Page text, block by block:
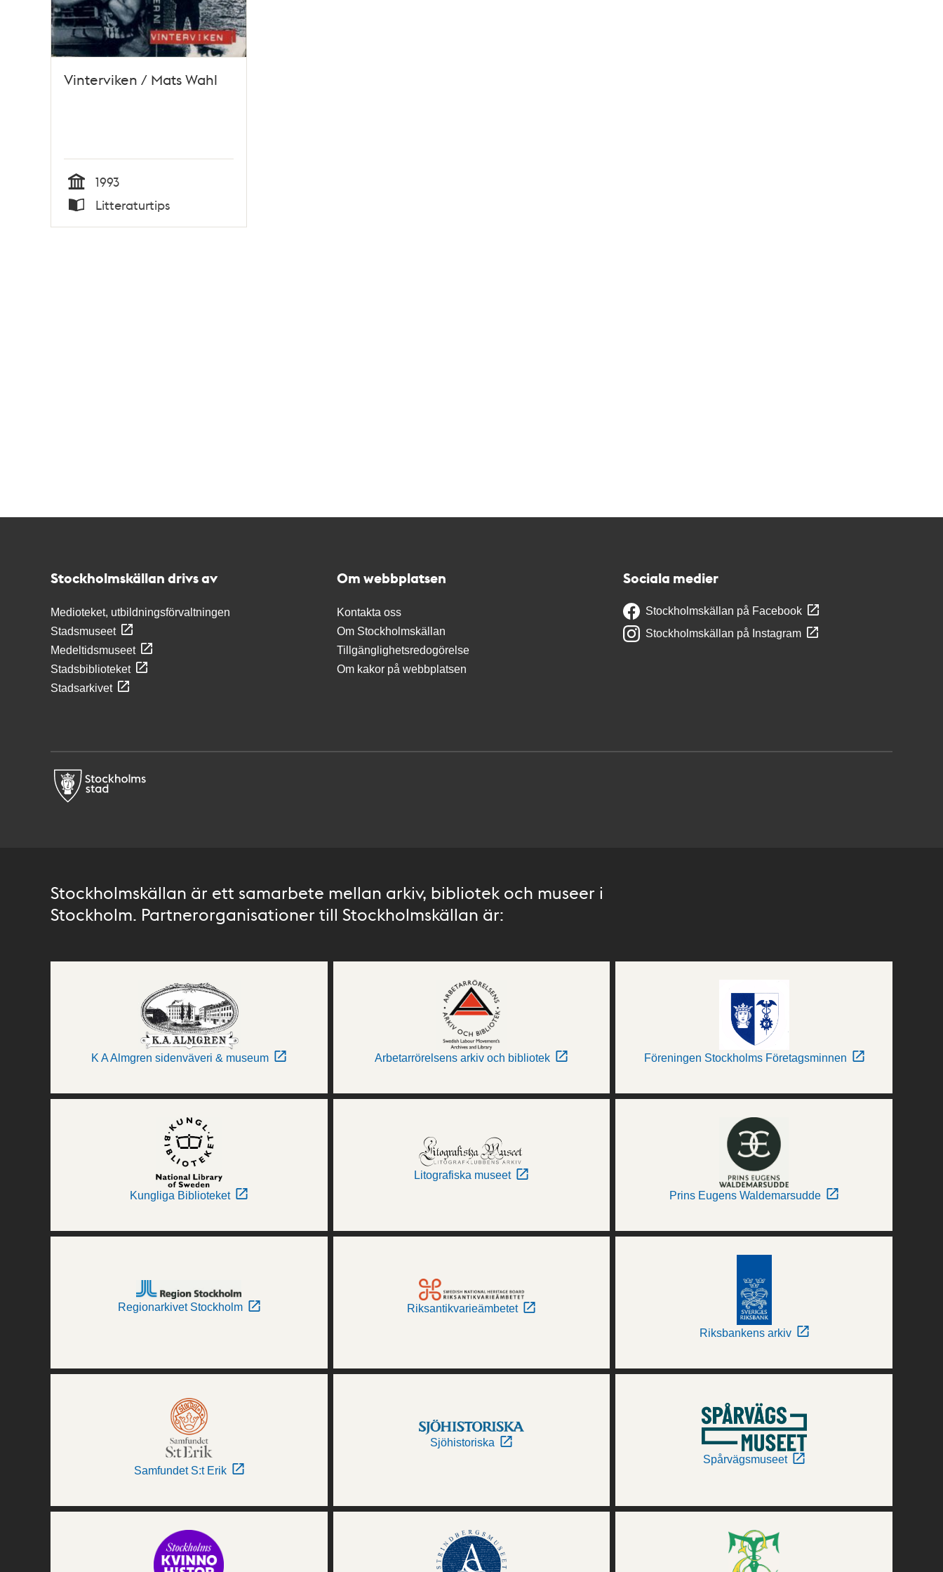
Vinterviken / Mats Wahl
Tid
1993
Typ
Litteraturtips
Stockholmskällan drivs av
Medioteket, utbildningsförvaltningen
Stadsmuseet
Medeltidsmuseet
Stadsbiblioteket
Stadsarkivet
Om webbplatsen
Kontakta oss
Om Stockholmskällan
Tillgänglighetsredogörelse
Om kakor på webbplatsen
Sociala medier
Stockholmskällan på Facebook
Stockholmskällan på Instagram
Stockholmskällan är ett samarbete mellan arkiv, bibliotek och museer i
Stockholm. Partnerorganisationer till Stockholmskällan är:
K A Almgren sidenväveri & museum Arbetarrörelsens arkiv och bibliotek Föreningen Stockholms Företagsminnen
Kungliga Biblioteket
Litografiska museet
Prins Eugens Waldemarsudde
Regionarkivet Stockholm Riksantikvarieämbetet
Riksbankens arkiv
Samfundet S:t Erik
Sjöhistoriska
Spårvägsmuseet